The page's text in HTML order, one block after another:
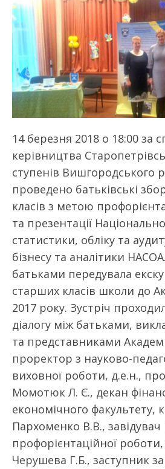
14 березня 2018 о 18:00 за
керівництва
ступенів Вишгородського
проведено батьківські
класів з метою
та презентації
статистики, обліку та
бізнесу та аналітики НАСОА.
батьками передувала
старших класів школи до
2017 року. Зустріч
діалогу між батьками,
та представниками
проректор з науково-
виховної роботи, д.е.н.,
Момотюк Л. Є., декан
економічного факультету,
Пархоменко В.В., завідувач
профорієнтаційної
Черушева Г.Б., заступник